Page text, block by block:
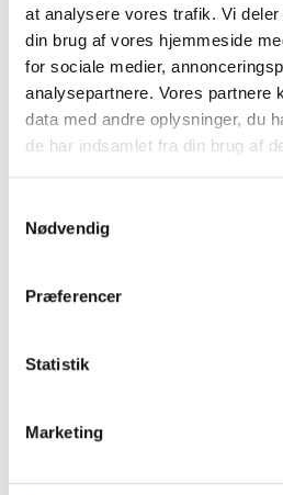
at analysere vores trafik. Vi
din brug af vores hjemmeside
for sociale medier,
analysepartnere. Vores partnere
data med andre oplysninger, du
de har indsamlet fra din brug af
Nødvendig
Præferencer
Statistik
Marketing
Condor II Sorte
BEST SELLER
Produktet er medbragt på
Dette produkt kan opleves på